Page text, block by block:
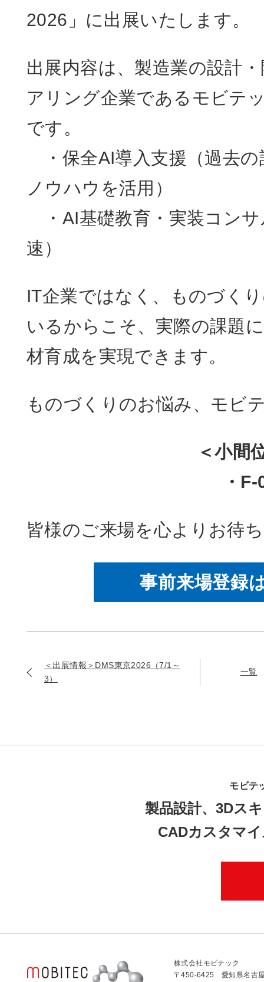
2026」に出展いたします。
出展内容は、製造業の設計
アリング企業であるモビテ
です。
・保全AI導入支援（過去の
ノウハウを活用）
・AI基礎教育・実装コン
速）
IT企業ではなく、ものづく
いるからこそ、実際の課題
材育成を実現できます。
ものづくりのお悩み、モビ
＜小間
・
皆様のご来場を心よりお待
事前来場登録
＜出展情報＞DMS東京2026（7/1～
3）
一覧
モビテ
製品設計、3Dス
CADカスタマ
株式会社モビテック
〒450-6425 愛知県名古